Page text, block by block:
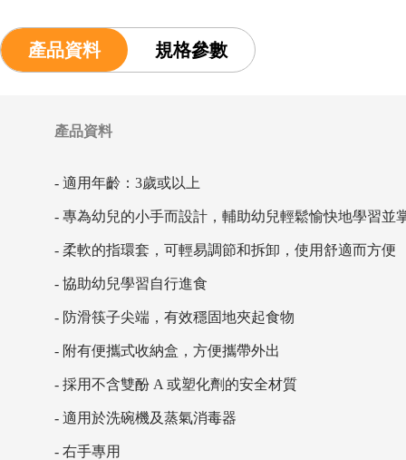
產品資料 規格參數
產品資料
- 適用年齡：3歲或以上
- 專為幼兒的小手而設計，輔助幼兒輕鬆愉快地學習並
- 柔軟的指環套，可輕易調節和拆卸，使用舒適而方便
- 協助幼兒學習自行進食
- 防滑筷子尖端，有效穩固地夾起食物
- 附有便攜式收納盒，方便攜帶外出
- 採用不含雙酚 A 或塑化劑的安全材質
- 適用於洗碗機及蒸氣消毒器
- 右手專用